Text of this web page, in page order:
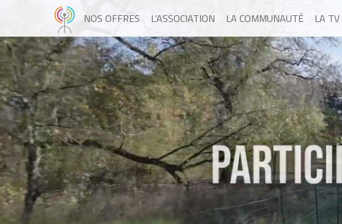
NOS OFFRES L’ASSOCIATION LA COMMUNAUTÉ LA TV